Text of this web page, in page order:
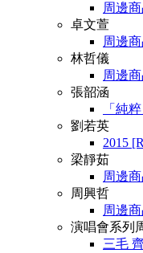
周邊
卓文萱
周邊
林哲儀
周邊
張韶涵
「純
劉若英
2015
梁靜茹
周邊
周興哲
周邊
演唱會系列
三毛